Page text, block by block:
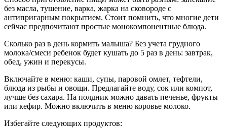
без масла, тушение, варка, жарка на сковороде с
антипригарным покрытием. Стоит помнить, что многие дети
сейчас предпочитают простые монокомпонентные блюда.
Сколько раз в день кормить малыша? Без учета грудного
молока/смеси ребенок будет кушать до 5 раз в день: завтрак,
обед, ужин и перекусы.
Включайте в меню: каши, супы, паровой омлет, тефтели,
блюда из рыбы и овощи. Предлагайте воду, сок или компот,
лучше без сахара. На полдник можно давать печенье, фрукты
или кефир. Можно включить в меню коровье молоко.
Избегайте следующих продуктов: